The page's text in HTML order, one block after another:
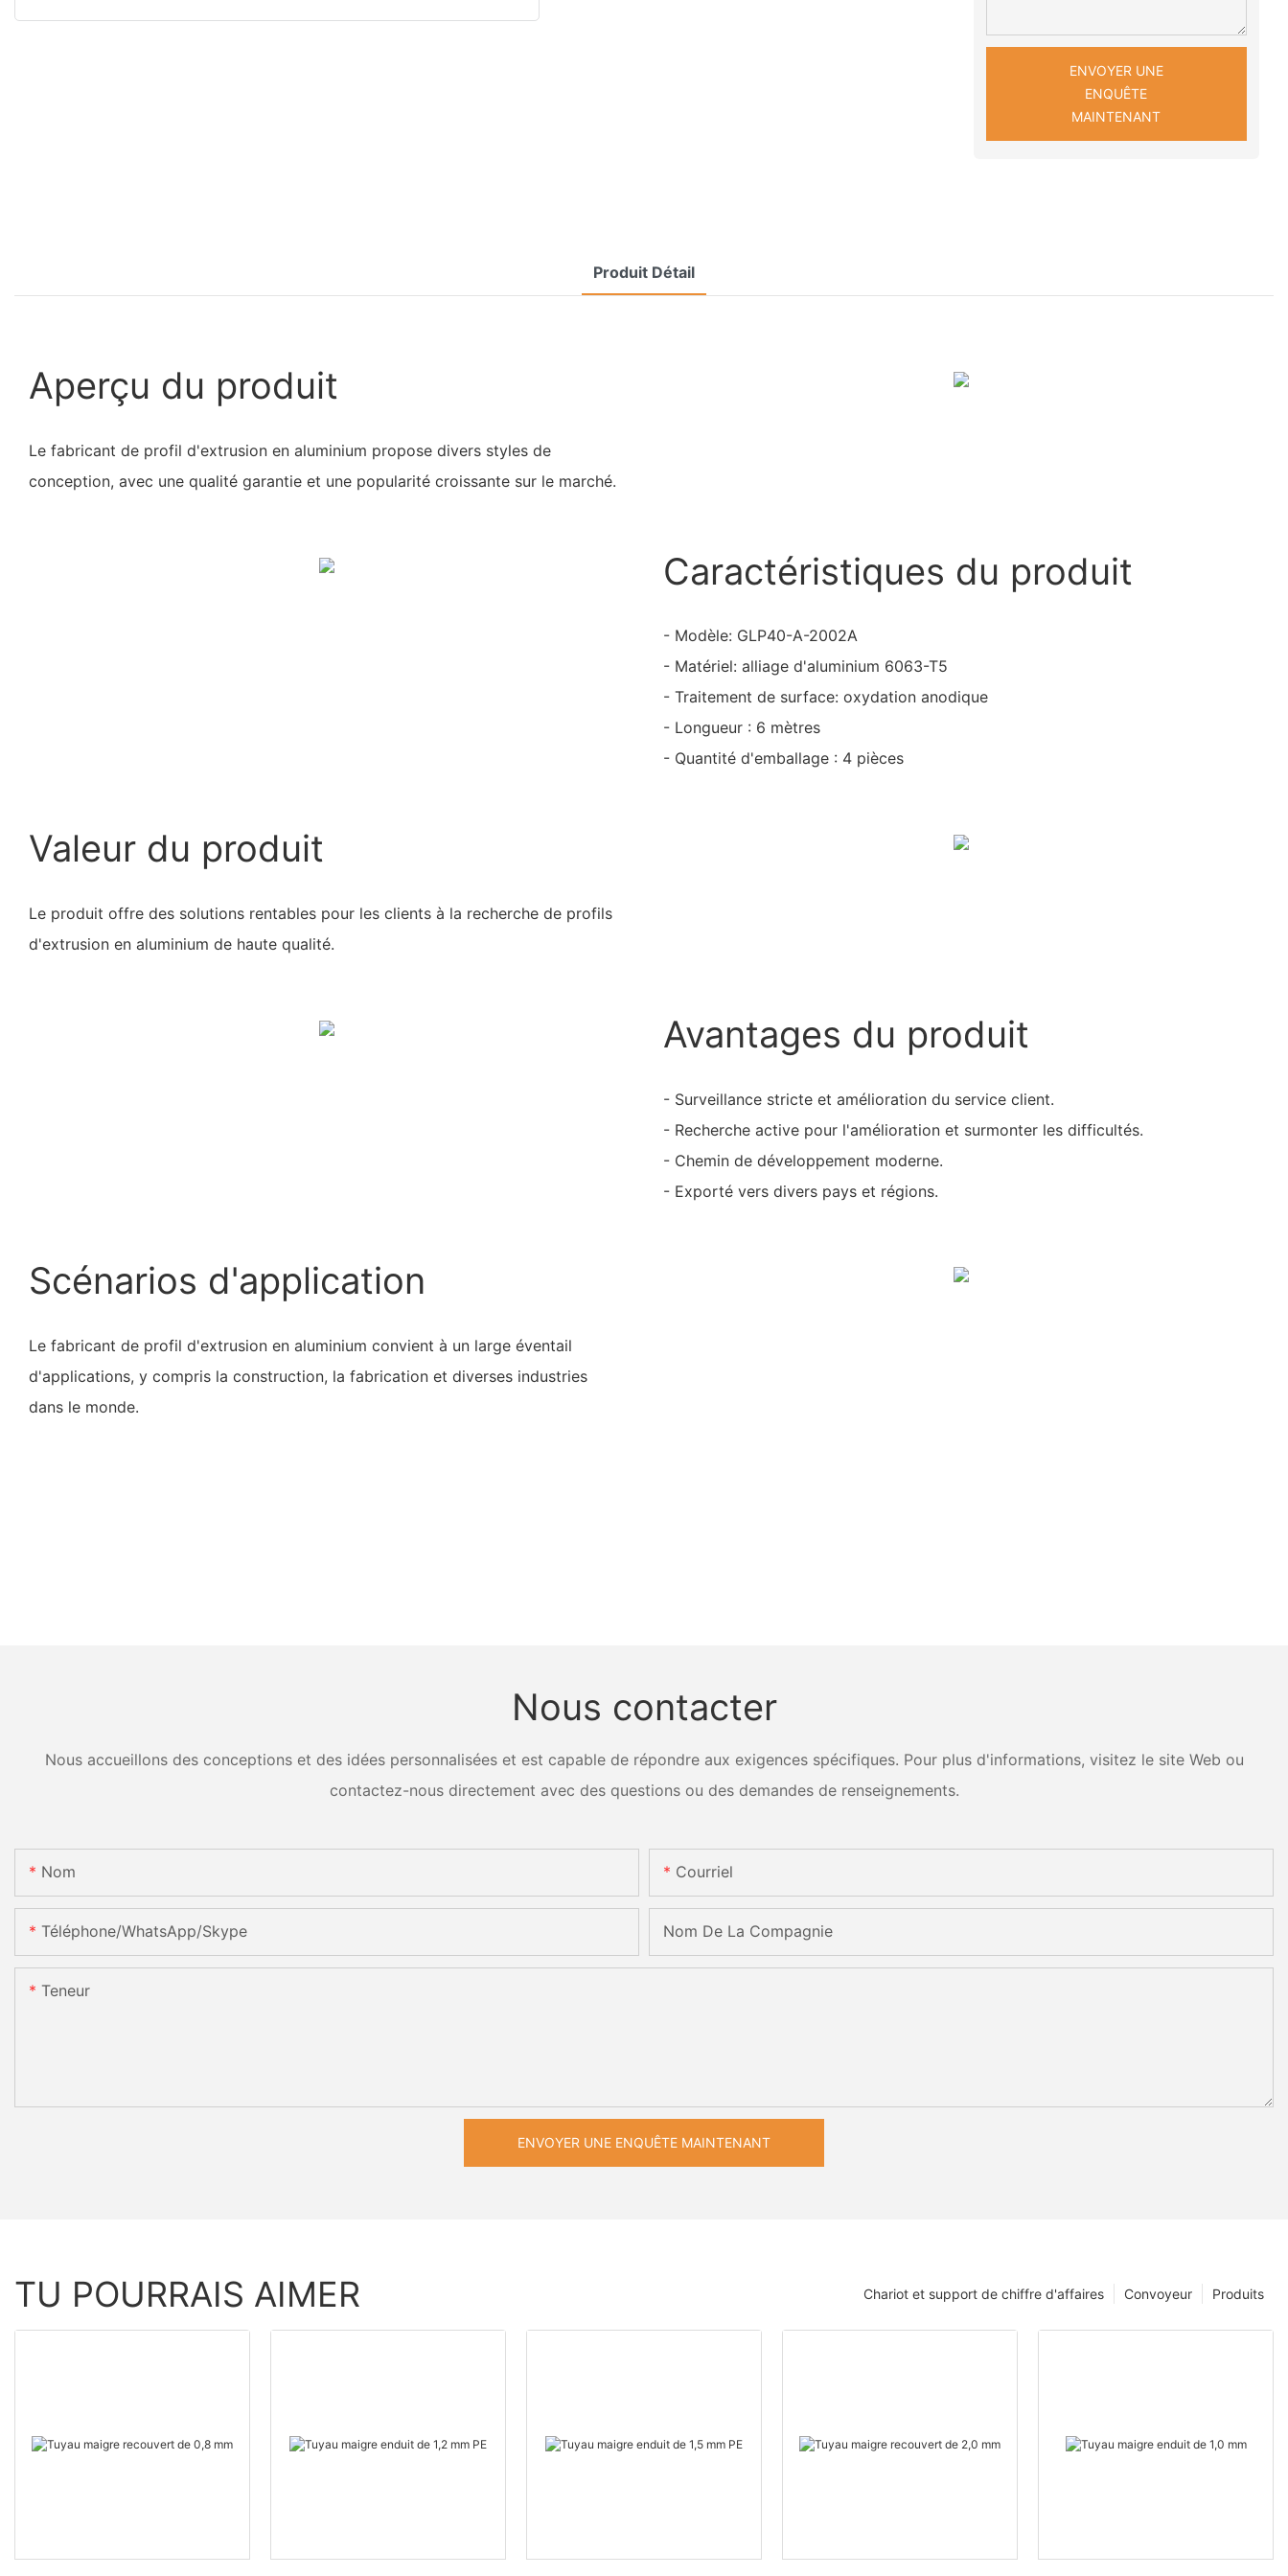
ENVOYER UNE
ENQUÊTE
MAINTENANT
Produit Détail
Aperçu du produit
Le fabricant de profil d'extrusion en aluminium propose divers styles de
conception, avec une qualité garantie et une popularité croissante sur le marché.
Caractéristiques du produit
- Modèle: GLP40-A-2002A
- Matériel: alliage d'aluminium 6063-T5
- Traitement de surface: oxydation anodique
- Longueur : 6 mètres
- Quantité d'emballage : 4 pièces
Valeur du produit
Le produit offre des solutions rentables pour les clients à la recherche de profils
d'extrusion en aluminium de haute qualité.
Avantages du produit
- Surveillance stricte et amélioration du service client.
- Recherche active pour l'amélioration et surmonter les difficultés.
- Chemin de développement moderne.
- Exporté vers divers pays et régions.
Scénarios d'application
Le fabricant de profil d'extrusion en aluminium convient à un large éventail
d'applications, y compris la construction, la fabrication et diverses industries
dans le monde.
Nous contacter
Nous accueillons des conceptions et des idées personnalisées et est capable de répondre aux exigences spécifiques. Pour plus d'informations, visitez le site Web ou
contactez-nous directement avec des questions ou des demandes de renseignements.
Nom Courriel
Téléphone/WhatsApp/Skype Nom De La Compagnie
Teneur
ENVOYER UNE ENQUÊTE MAINTENANT
TU POURRAIS AIMER Produits
Convoyeur
Chariot et support de chiffre d'affaires